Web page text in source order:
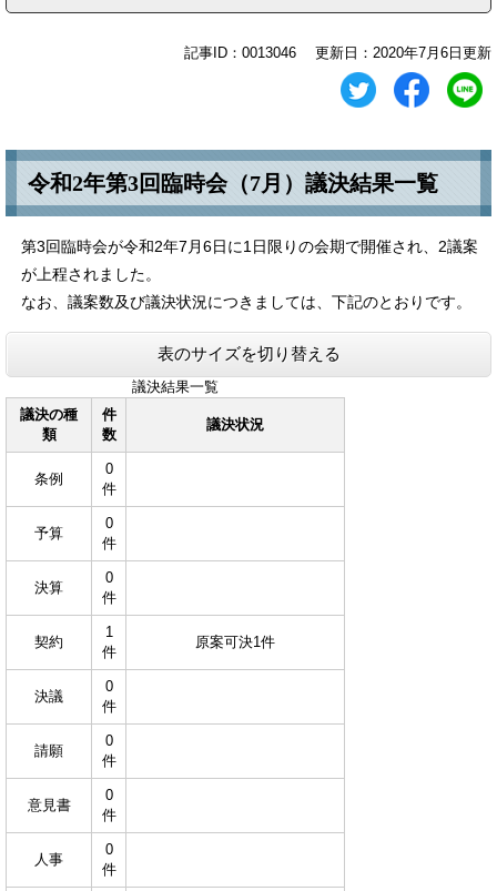
記事ID：0013046 更新日：2020年7月6日更新
令和2年第3回臨時会（7月）議決結果一覧
第3回臨時会が令和2年7月6日に1日限りの会期で開催され、2議案
が上程されました。
なお、議案数及び議決状況につきましては、下記のとおりです。
表のサイズを切り替える
議決結果一覧
議決の種
類
件
数
議決状況
条例
0
件
予算
0
件
決算
0
件
契約
1
件
原案可決1件
決議
0
件
請願
0
件
意見書
0
件
人事
0
件